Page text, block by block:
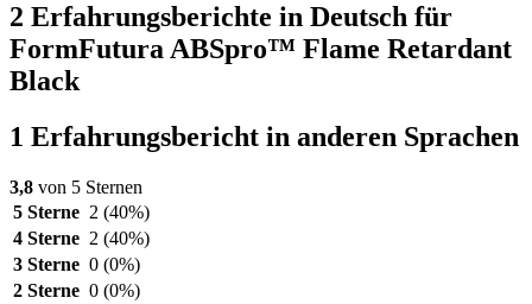
2 Erfahrungsberichte in Deutsch für
FormFutura ABSpro™ Flame Retardant
Black
1 Erfahrungsbericht in anderen Sprachen
3,8 von 5 Sternen
5 Sterne 2 (40%)
4 Sterne 2 (40%)
3 Sterne 0 (0%)
2 Sterne 0 (0%)